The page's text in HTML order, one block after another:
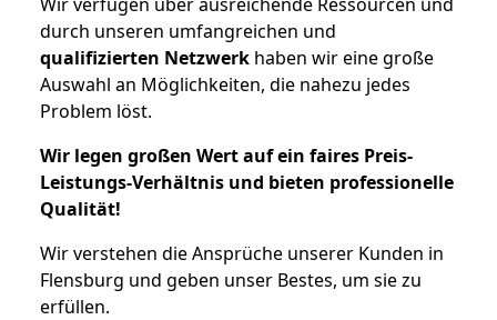
durch unseren umfangreichen und
qualifizierten Netzwerk haben wir eine große
Auswahl an Möglichkeiten, die nahezu jedes
Problem löst.
Wir legen großen Wert auf ein faires Preis-
Leistungs-Verhältnis und bieten professionelle
Qualität!
Wir verstehen die Ansprüche unserer Kunden in
Flensburg und geben unser Bestes, um sie zu
erfüllen.